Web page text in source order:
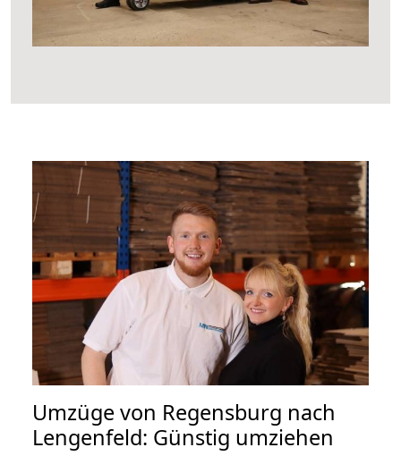
Umzüge von Regensburg nach
Lengenfeld: Günstig umziehen